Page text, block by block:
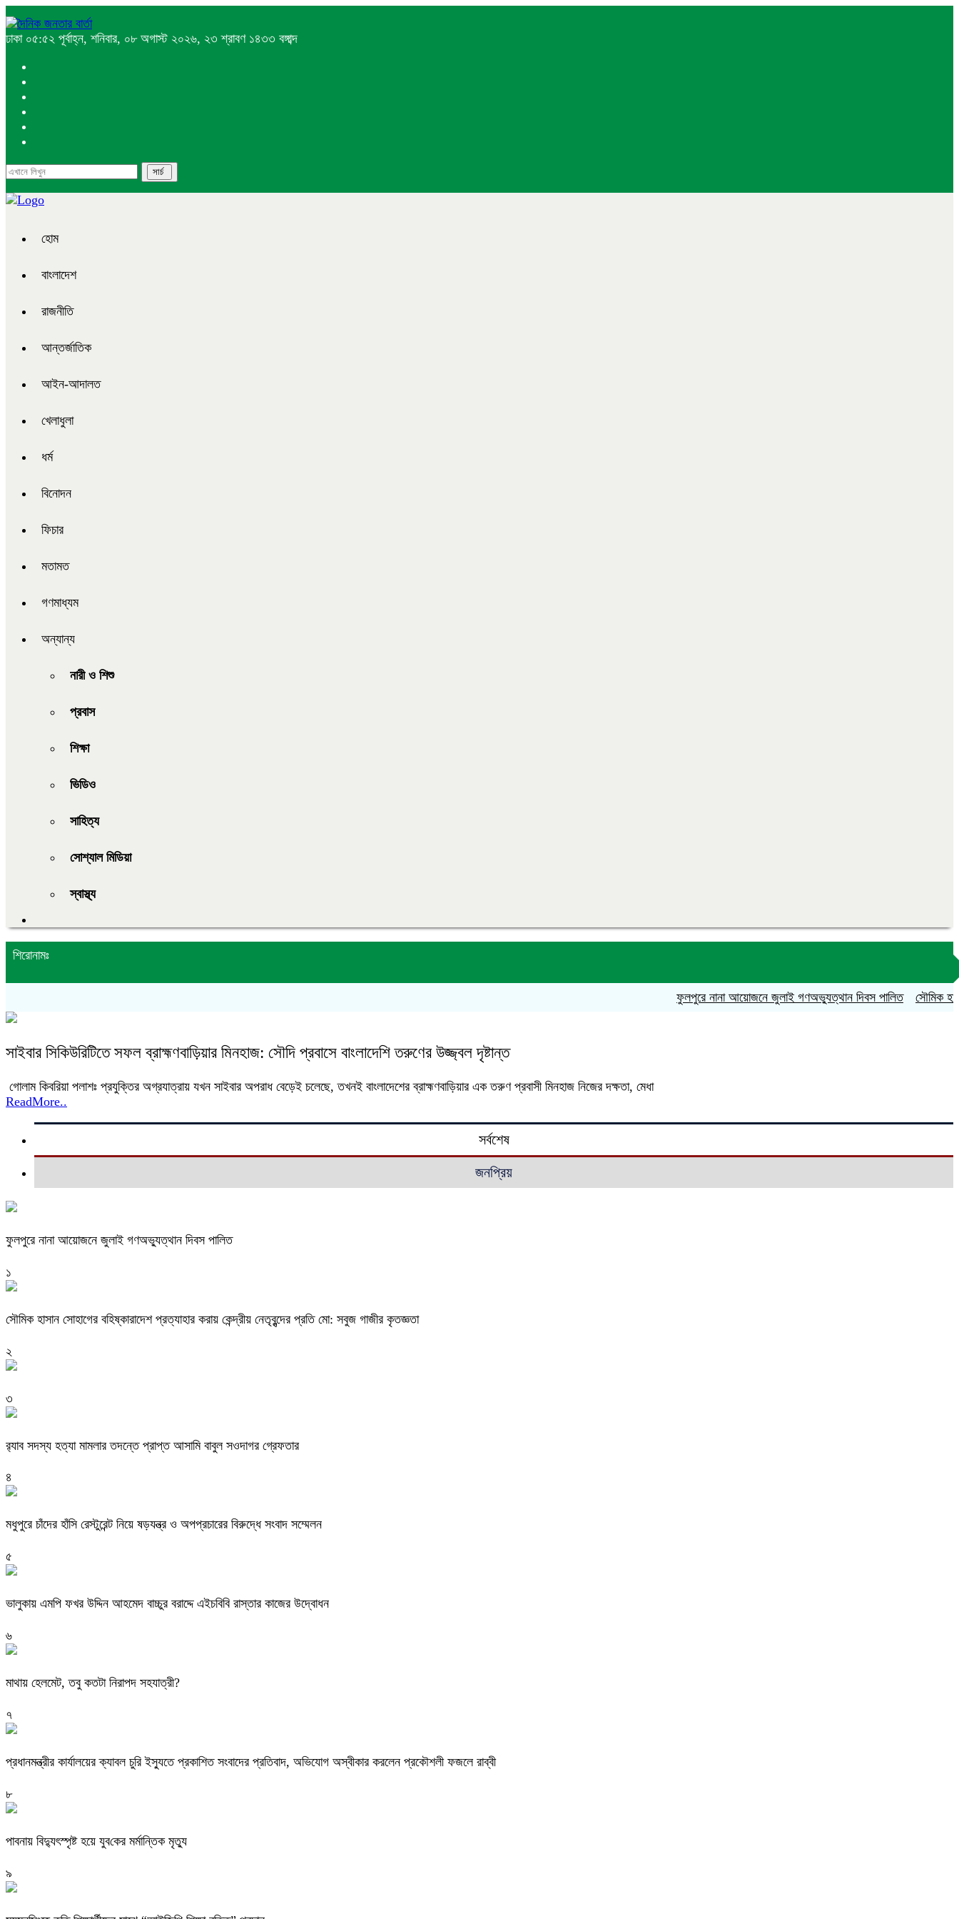
ঢাকা ০৫:৫২ পূর্বাহ্ন, শনিবার, ০৮ অগাস্ট ২০২৬, ২৩ শ্রাবণ ১৪৩৩ বঙ্গাব্দ
হোম
বাংলাদেশ
রাজনীতি
আন্তর্জাতিক
আইন-আদালত
খেলাধুলা
ধর্ম
বিনোদন
ফিচার
মতামত
গণমাধ্যম
অন্যান্য
নারী ও শিশু
প্রবাস
শিক্ষা
ভিডিও
সাহিত্য
সোশ্যাল মিডিয়া
স্বাস্থ্য
শিরোনামঃ
ফুলপুরে নানা আয়োজনে জুলাই গণঅভ্যুত্থান দিবস পালিত সৌমিক হাসান
সাইবার সিকিউরিটিতে সফল ব্রাহ্মণবাড়িয়ার মিনহাজ: সৌদি প্রবাসে বাংলাদেশি তরুণের উজ্জ্বল দৃষ্টান্ত
গোলাম কিবরিয়া পলাশঃ প্রযুক্তির অগ্রযাত্রায় যখন সাইবার অপরাধ বেড়েই চলেছে, তখনই বাংলাদেশের ব্রাহ্মণবাড়িয়ার এক তরুণ প্রবাসী মিনহাজ নিজের দক্ষতা, মেধা
ReadMore..
সর্বশেষ
জনপ্রিয়
ফুলপুরে নানা আয়োজনে জুলাই গণঅভ্যুত্থান দিবস পালিত
১
সৌমিক হাসান সোহাগের বহিষ্কারাদেশ প্রত্যাহার করায় কেন্দ্রীয় নেতৃবৃন্দের প্রতি মো: সবুজ গাজীর কৃতজ্ঞতা
২
৩
র‌্যাব সদস্য হত্যা মামলার তদন্তে প্রাপ্ত আসামি বাবুল সওদাগর গ্রেফতার
৪
মধুপুরে চাঁদের হাঁসি রেস্টুরেন্ট নিয়ে ষড়যন্ত্র ও অপপ্রচারের বিরুদ্ধে সংবাদ সম্মেলন
৫
ভালুকায় এমপি ফখর উদ্দিন আহমেদ বাচ্চুর বরাদ্দে এইচবিবি রাস্তার কাজের উদ্বোধন
৬
মাথায় হেলমেট, তবু কতটা নিরাপদ সহযাত্রী?
৭
প্রধানমন্ত্রীর কার্যালয়ের ক্যাবল চুরি ইস্যুতে প্রকাশিত সংবাদের প্রতিবাদ, অভিযোগ অস্বীকার করলেন প্রকৌশলী ফজলে রাব্বী
৮
পাবনায় বিদ্যুৎস্পৃষ্ট হয়ে যুব‌কের মর্মান্তিক মৃত্যু
৯